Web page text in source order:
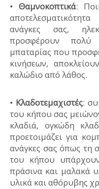
• Θαμνοκοπτικά:
ανάγκες σας,
προσφέρουν
μπαταρίας που
κινήσεων,
καλώδιο από λάθος.
• Κλαδοτεμαχιστές:
του κήπου σας
κλαδιά, ογκώδη
προετοιμάζει για
ανάγκες σας όπως τη
του κήπου
πράσινα και μαλακά
υλικά και αθόρυβης